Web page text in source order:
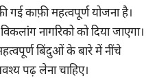
काफ़ी महत्वपूर्ण योजना है।
नागरिको को दिया जाएगा।
बिंदुओं के बारे में नींचे
पढ़ लेना चाहिए।